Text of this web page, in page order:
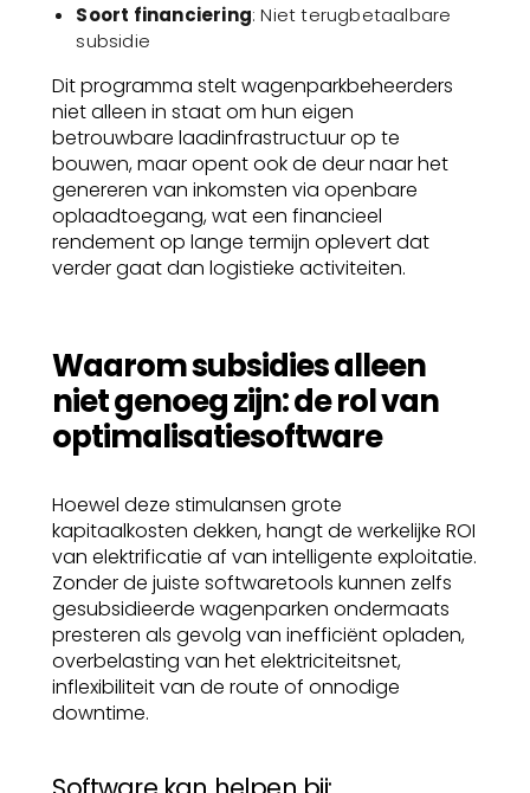
Soort financiering: Niet terugbetaalbare
subsidie
Dit programma stelt wagenparkbeheerders
niet alleen in staat om hun eigen
betrouwbare laadinfrastructuur op te
bouwen, maar opent ook de deur naar het
genereren van inkomsten via openbare
oplaadtoegang, wat een financieel
rendement op lange termijn oplevert dat
verder gaat dan logistieke activiteiten.
Waarom subsidies alleen
niet genoeg zijn: de rol van
optimalisatiesoftware
Hoewel deze stimulansen grote
kapitaalkosten dekken, hangt de werkelijke ROI
van elektrificatie af van intelligente exploitatie.
Zonder de juiste softwaretools kunnen zelfs
gesubsidieerde wagenparken ondermaats
presteren als gevolg van inefficiënt opladen,
overbelasting van het elektriciteitsnet,
inflexibiliteit van de route of onnodige
downtime.